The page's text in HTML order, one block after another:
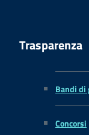
Trasparenza
Bandi di
Concorsi